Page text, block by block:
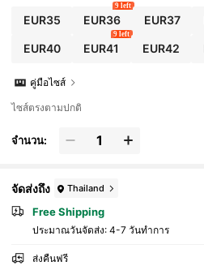
EUR35 EUR36
9 left
EUR37
EUR40 EUR41
9 left
EUR42
คู่มือไซส์
ไซส์ตรงตามปกติ
จำนวน:
จัดส่งถึง Thailand
Free Shipping
ประมาณวันจัดส่ง: 4-7 วันทำการ
ส่งคืนฟรี